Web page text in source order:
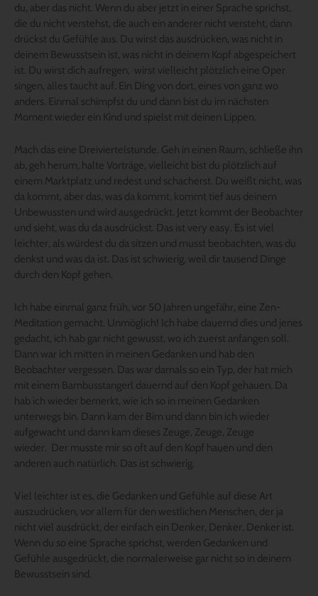
du, aber das nicht. Wenn du aber jetzt in einer Sprache sprichst,
die du nicht verstehst, die auch ein anderer nicht versteht, dann
drückst du Gefühle aus. Du wirst das ausdrücken, was nicht in
deinem Bewusstsein ist, was nicht in deinem Kopf abgespeichert
ist. Du wirst dich aufregen, wirst vielleicht plötzlich eine Oper
singen, alles taucht auf. Ein Ding von dort, eines von ganz wo
anders. Einmal schimpfst du und dann bist du im nächsten
Moment wieder ein Kind und spielst mit deinen Lippen.
Mach das eine Dreiviertelstunde. Geh in einen Raum, schließe ihn
ab, geh herum, halte Vorträge, vielleicht bist du plötzlich auf
einem Marktplatz und redest und schacherst. Du weißt nicht, was
da kommt, aber das, was da kommt, kommt tief aus deinem
Unbewussten und wird ausgedrückt. Jetzt kommt der Beobachter
und sieht, was du da ausdrückst. Das ist very easy. Es ist viel
leichter, als würdest du da sitzen und musst beobachten, was du
denkst und was da ist. Das ist schwierig, weil dir tausend Dinge
durch den Kopf gehen.
Ich habe einmal ganz früh, vor 50 Jahren ungefähr, eine Zen-
Meditation gemacht. Unmöglich! Ich habe dauernd dies und jenes
gedacht, ich hab gar nicht gewusst, wo ich zuerst anfangen soll.
Dann war ich mitten in meinen Gedanken und hab den
Beobachter vergessen. Das war damals so ein Typ, der hat mich
mit einem Bambusstangerl dauernd auf den Kopf gehauen. Da
hab ich wieder bemerkt, wie ich so in meinen Gedanken
unterwegs bin. Dann kam der Bim und dann bin ich wieder
aufgewacht und dann kam dieses Zeuge, Zeuge, Zeuge
wieder. Der musste mir so oft auf den Kopf hauen und den
anderen auch natürlich. Das ist schwierig.
Viel leichter ist es, die Gedanken und Gefühle auf diese Art
auszudrücken, vor allem für den westlichen Menschen, der ja
nicht viel ausdrückt, der einfach ein Denker, Denker, Denker ist.
Wenn du so eine Sprache sprichst, werden Gedanken und
Gefühle ausgedrückt, die normalerweise gar nicht so in deinem
Bewusstsein sind.